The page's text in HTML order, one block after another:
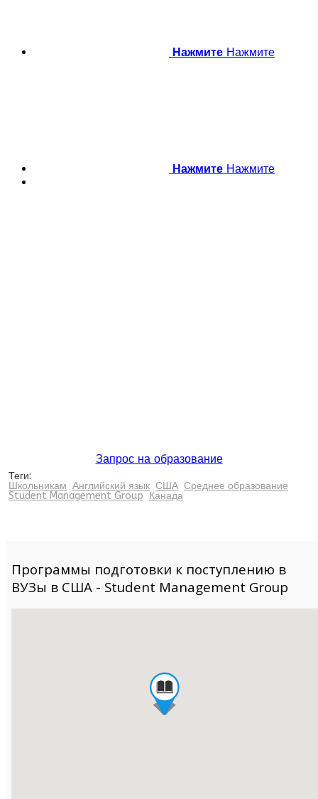
Нажмите Нажмите
Нажмите Нажмите
Запрос на образование
Теги:
Школьникам Английский язык США Среднее образование
Student Management Group Канада
Программы подготовки к поступлению в
ВУЗы в США - Student Management Group